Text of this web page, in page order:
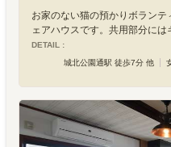
お家のない猫の預かりボラン
ェアハウスです。共用部分には
DETAIL :
城北公園通駅 徒歩7分 他